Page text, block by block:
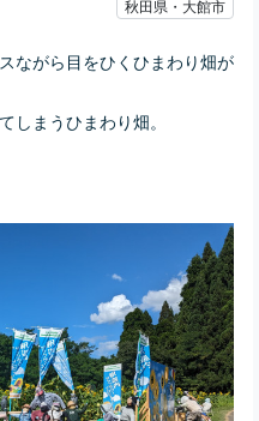
秋田県・大館市
ながら目をひくひまわり畑が
しまうひまわり畑。